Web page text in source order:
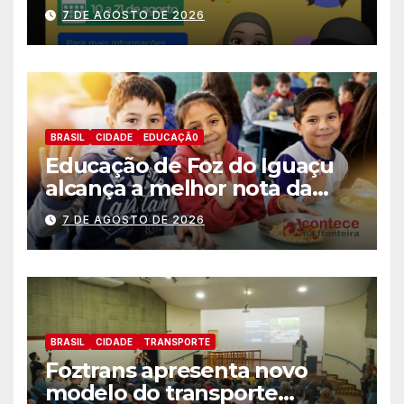
estagiários
7 DE AGOSTO DE 2026
BRASIL CIDADE EDUCAÇÃ0
Educação de Foz do Iguaçu
alcança a melhor nota da
história no IDEB
7 DE AGOSTO DE 2026
BRASIL CIDADE TRANSPORTE
Foztrans apresenta novo
modelo do transporte